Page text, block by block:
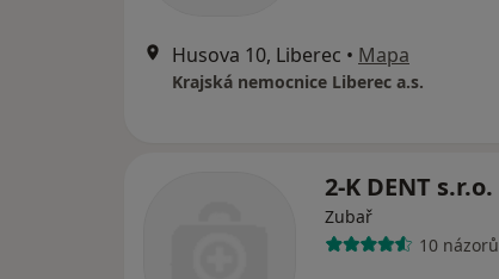
Husova 10, Liberec • Mapa
Krajská nemocnice Liberec a.s.
2-K DENT s.r.o.
Zubař
10 názorů